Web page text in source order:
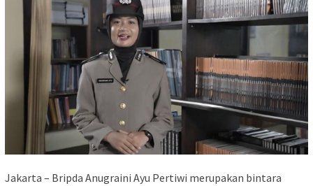
Jakarta – Bripda Anugraini Ayu Pertiwi merupakan bintara